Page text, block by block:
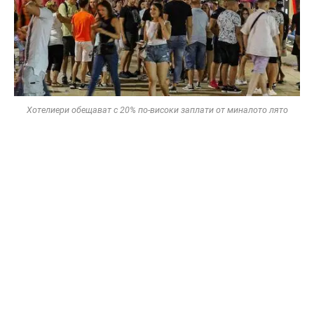
Хотелиери обещават с 20% по-високи заплати от миналото лято